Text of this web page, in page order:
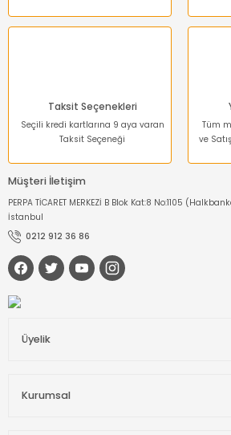
Taksit Seçenekleri
Seçili kredi kartlarına 9 aya varan
Taksit Seçeneği
Tüm
ve
Müşteri İletişim
PERPA TİCARET MERKEZİ B Blok Kat:8 No:1105
İstanbul
0212 912 36 86
Üyelik
Kurumsal